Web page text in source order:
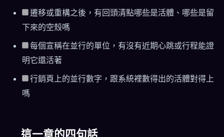
遷移或重構之後，有回頭清點哪些是活體、哪些是留
下來的空殼嗎
每個宣稱在並行的單位，有沒有近期心跳或行程能證
明它還活著
行銷頁上的並行數字，跟系統裡數得出的活體對得上
嗎
這一章的四句話